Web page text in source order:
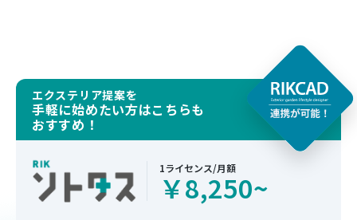
エクステリア提案を
手軽に始めたい方はこちらも
おすすめ！
1ライセンス/月額
￥8,250~